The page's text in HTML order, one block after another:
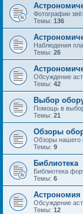
Фотографии
Темы: 136
Наблюдения
Темы: 26
Обсуждение
Темы: 42
Выбор
Помощь в
Темы: 21
Обзоры
Обзоры нашего
Темы: 9
Библиотека
Библиотека
Темы: 6
Обсуждение
Темы: 12